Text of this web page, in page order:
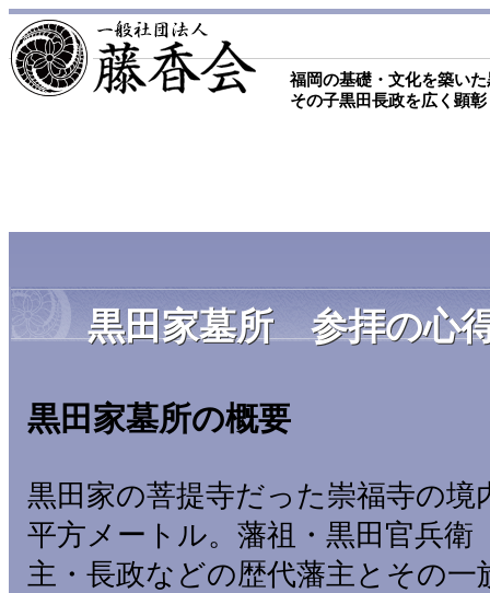
福岡の基礎・文化を築い
その子黒田長政を広く顕
黒田家墓所 参拝の心
黒田家墓所の概要
黒田家の菩提寺だった崇福寺の境
平方メートル。藩祖・黒田官兵衛
主・長政などの歴代藩主とその一